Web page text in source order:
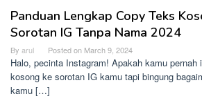
Panduan Lengkap Copy Teks
Sorotan IG Tanpa Nama 2024
By arul Posted on March 9, 2024
Halo, pecinta Instagram! Apakah kamu pernah
kosong ke sorotan IG kamu tapi bingung
kamu […]